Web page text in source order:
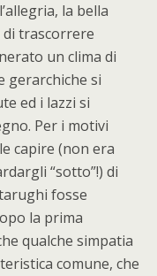
la bella
di trascorrere
un clima di
gerarchiche si
ed i lazzi si
Per i motivi
capire (non era
“sotto”!) di
fosse
la prima
qualche simpatia
comune, che